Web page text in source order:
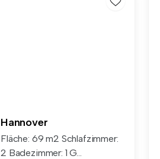
Hannover
Fläche: 69 m2 Schlafzimmer:
2 Badezimmer: 1 G...